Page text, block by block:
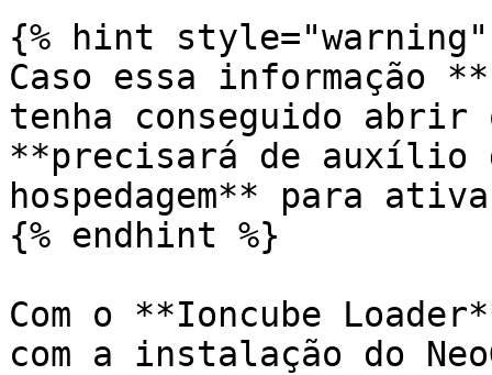
{% hint style="warning"
Caso essa informação
tenha conseguido
**precisará de auxílio
hospedagem** para
{% endhint %}
Com o **Ioncube
com a instalação do